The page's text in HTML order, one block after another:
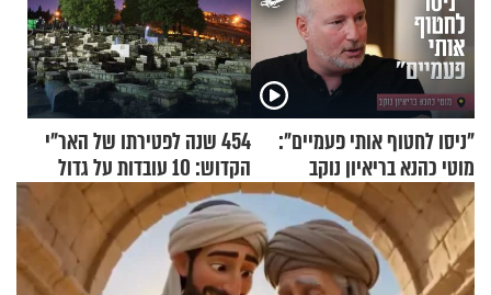
"ניסו לחטוף אותי פעמיים":
מוטי כהנא בריאיון נוקב
454 שנה לפטירתו של האר"י
הקדוש: 10 עובדות על גדול
מקובלי צפת